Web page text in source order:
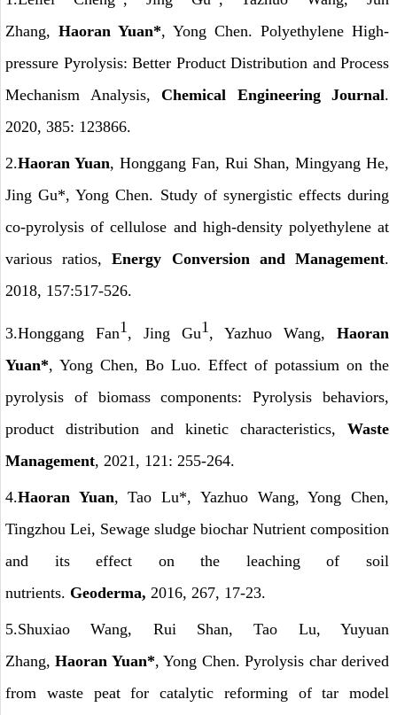
Zhang, Haoran Yuan*, Yong Chen. Polyethylene High-
pressure Pyrolysis: Better Product Distribution and Process
Mechanism Analysis, Chemical Engineering Journal.
2020, 385: 123866.
2.Haoran Yuan, Honggang Fan, Rui Shan, Mingyang He,
Jing Gu*, Yong Chen. Study of synergistic effects during
co-pyrolysis of cellulose and high-density polyethylene at
various ratios,Energy Conversion and Management.
2018, 157:517-526.
3.Honggang Fan1 , Jing Gu1 , Yazhuo Wang, Haoran
Yuan*, Yong Chen, Bo Luo. Effect of potassium on the
pyrolysis of biomass components: Pyrolysis behaviors,
product distribution and kinetic characteristics, Waste
Management, 2021, 121: 255-264.
4.Haoran Yuan, Tao Lu*, Yazhuo Wang, Yong Chen,
Tingzhou Lei, Sewage sludge biochar Nutrient composition
and its effect on the leaching of soil
nutrients. Geoderma, 2016, 267, 17-23.
5.Shuxiao Wang, Rui Shan, Tao Lu, Yuyuan
Zhang,Haoran Yuan*, Yong Chen. Pyrolysis char derived
from waste peat for catalytic reforming of tar model